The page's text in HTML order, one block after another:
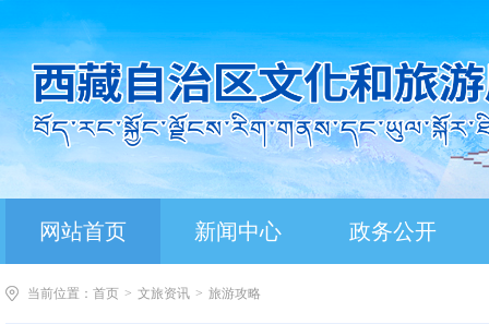
网站首页 新闻中心 政务公开
当前位置： 首页 > 文旅资讯 > 旅游攻略